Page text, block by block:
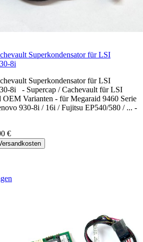
Superkondensator für LSI
8i
Superkondensator für LSI
8i - Supercap / Cachevault für LSI
Varianten - für Megaraid 9460 Serie
930-8i / 16i / Fujitsu EP540/580 / ... -
€